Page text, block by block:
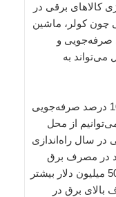
کالاهای برقی در
چون کولر، ماشین
صرفه‌جویی و
به
کارشناسان اقتصادی معتقدند اگر تنها 10 درصد صرفه‌جویی
از محل
نیروگاه 800 مگاواتی در سال راه‌اندازی
هر خانوار ایرانی 10 درصد در مصرف برق
خانگی صرفه‌جویی کند، دولت سالانه 500 میلیون دلار بیشتر
بالای برق در